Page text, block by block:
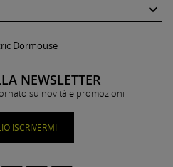

NEWSLETTER
su novità e promozioni
ISCRIVERMI